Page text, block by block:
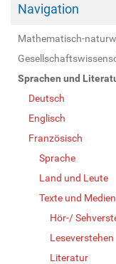
Navigation
Mathematisch-
Sprachen und
Deutsch
Englisch
Französisch
Sprache
Land und Leute
Texte und Medien
Hör-/
Leseverstehen
Literatur